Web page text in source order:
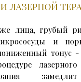
ЛАЗЕРНОЙ
лица, грубый
и
тонус -
лазерного